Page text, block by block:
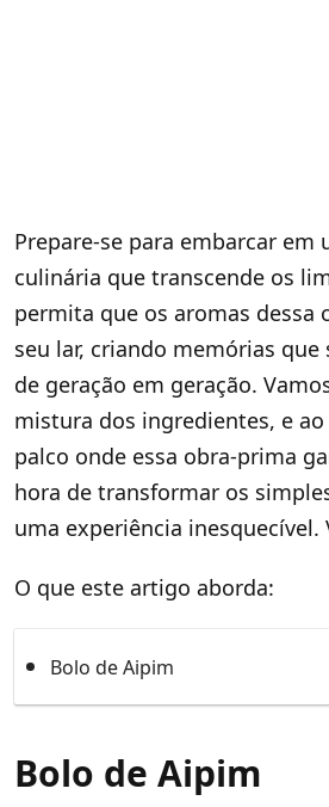
Prepare-se para embarcar em
culinária que transcende os
permita que os aromas dessa
seu lar, criando memórias
de geração em geração.
mistura dos ingredientes, e
palco onde essa obra-prima
hora de transformar os
uma experiência inesquecível.
O que este artigo aborda:
Bolo de Aipim
Bolo de Aipim